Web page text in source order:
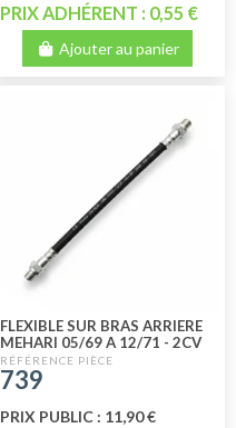
PRIX ADHÉRENT : 0,55 €
Ajouter au panier
FLEXIBLE SUR BRAS ARRIERE
MEHARI 05/69 A 12/71 - 2CV
07/64 A 06/70 - DYANE 06/70
739
PRIX PUBLIC : 11,90 €